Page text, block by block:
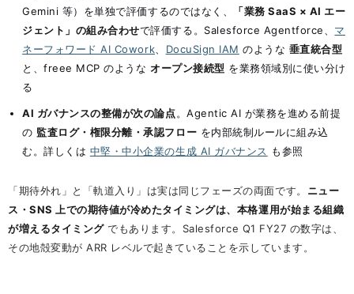
Gemini 等）を単独で評価するのではなく、
「業務 SaaS × AI エー
ジェント」の組み合わせで評価する。Salesforce Agentforce、 マ
ネーフォワード AI Cowork、 DocuSign IAM のような 垂直統合型
と、freee MCP のようなオープン接続型 を業務領域別に使い分け
る
AI ガバナンスの整備が次の論点。Agentic AI が業務を進める前提
の 監査ログ・権限分離・承認フロー を内部統制ルールに組み込
む。詳しくは 中堅・中小企業の生成 AI ガバナンス も参照
「期待外れ」と「軌道入り」は実は同じフェーズの両面です。 ニュー
ス・SNS 上での期待値が冷めたタイミングは、本格運用が始まる組織
が増えるタイミングでもあります。Salesforce Q1 FY27 の数字は、
その地殻変動が ARR レベルで起きていることを示しています。